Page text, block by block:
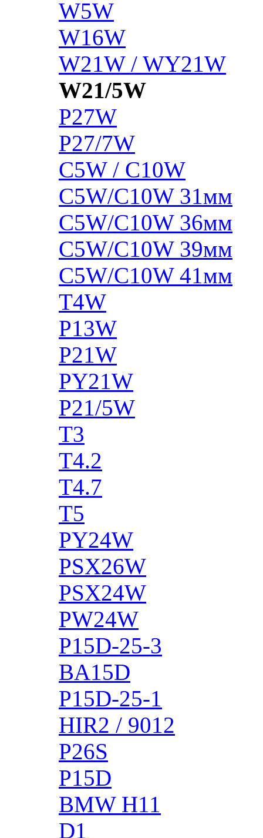
W5W
W16W
W21W / WY21W
W21/5W
P27W
P27/7W
C5W / C10W
C5W/C10W 31мм
C5W/C10W 36мм
C5W/C10W 39мм
C5W/C10W 41мм
T4W
P13W
P21W
PY21W
P21/5W
T3
T4.2
T4.7
T5
PY24W
PSX26W
PSX24W
PW24W
P15D-25-3
BA15D
P15D-25-1
HIR2 / 9012
P26S
P15D
BMW H11
D1